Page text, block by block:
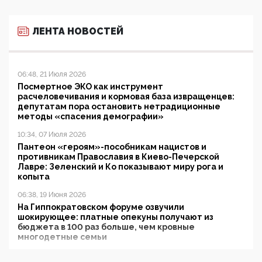
ЛЕНТА НОВОСТЕЙ
06:48, 21 Июля 2026
Посмертное ЭКО как инструмент
расчеловечивания и кормовая база извращенцев:
депутатам пора остановить нетрадиционные
методы «спасения демографии»
10:34, 07 Июля 2026
Пантеон «героям»-пособникам нацистов и
противникам Православия в Киево-Печерской
Лавре: Зеленский и Ко показывают миру рога и
копыта
06:38, 19 Июня 2026
На Гиппократовском форуме озвучили
шокирующее: платные опекуны получают из
бюджета в 100 раз больше, чем кровные
многодетные семьи